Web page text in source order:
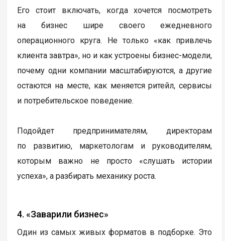
Его стоит включать, когда хочется посмотреть
на бизнес шире своего ежедневного
операционного круга. Не только «как привлечь
клиента завтра», но и как устроены бизнес-модели,
почему одни компании масштабируются, а другие
остаются на месте, как меняется ритейл, сервисы
и потребительское поведение.
Подойдет предпринимателям, директорам
по развитию, маркетологам и руководителям,
которым важно не просто «слушать истории
успеха», а разбирать механику роста.
4. «Заварили бизнес»
Один из самых живых форматов в подборке. Это